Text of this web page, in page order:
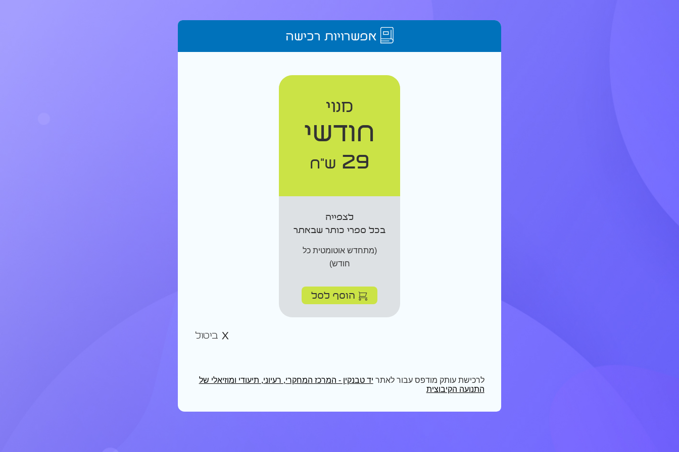
אפשרויות רכישה
מנוי
חודשי
29 ש"ח
לצפייה
בכל ספרי כותר שבאתר
(מתחדש אוטומטית כל
חודש)
הוסף לסל
ביטול
לרכישת עותק מודפס עבור לאתר יד טבנקין - המרכז המחקרי, רעיוני, תיעודי ומוזיאלי של
התנועה הקיבוצית